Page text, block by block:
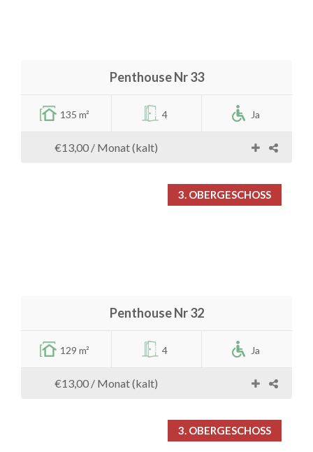
Penthouse Nr 33
135 m² 4 Ja
€13,00 / Monat (kalt)
3. OBERGESCHOSS
Penthouse Nr 32
129 m² 4 Ja
€13,00 / Monat (kalt)
3. OBERGESCHOSS